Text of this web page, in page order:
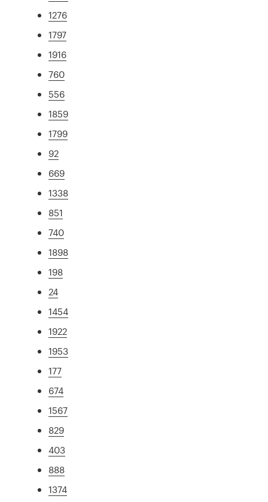
1276
1797
1916
760
556
1859
1799
92
669
1338
851
740
1898
198
24
1454
1922
1953
177
674
1567
829
403
888
1374